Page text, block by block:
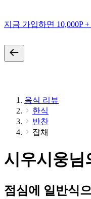
지금 가입하면 10,000P
음식 리뷰
한식
반찬
잡채
시우시웅님
점심에 일반식